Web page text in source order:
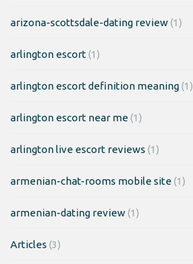
arizona-scottsdale-dating review(1)
arlington escort(1)
arlington escort definition meaning(1)
arlington escort near me(1)
arlington live escort reviews (1)
armenian-chat-rooms mobile site(1)
armenian-dating review(1)
Articles (3)